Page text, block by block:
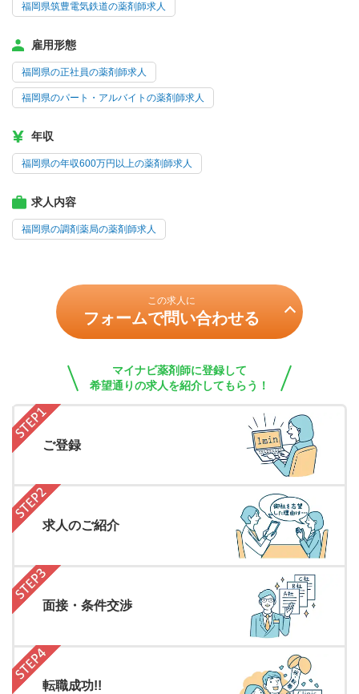
福岡県筑豊電気鉄道の薬剤師求人
雇用形態
福岡県の正社員の薬剤師求人
福岡県のパート・アルバイトの薬剤師求人
年収
福岡県の年収600万円以上の薬剤師求人
求人内容
福岡県の調剤薬局の薬剤師求人
この求人に
フォームで問い合わせる
マイナビ薬剤師に登録して
希望通りの求人を紹介してもらう！
ご登録
求人のご紹介
面接・条件交渉
転職成功!!